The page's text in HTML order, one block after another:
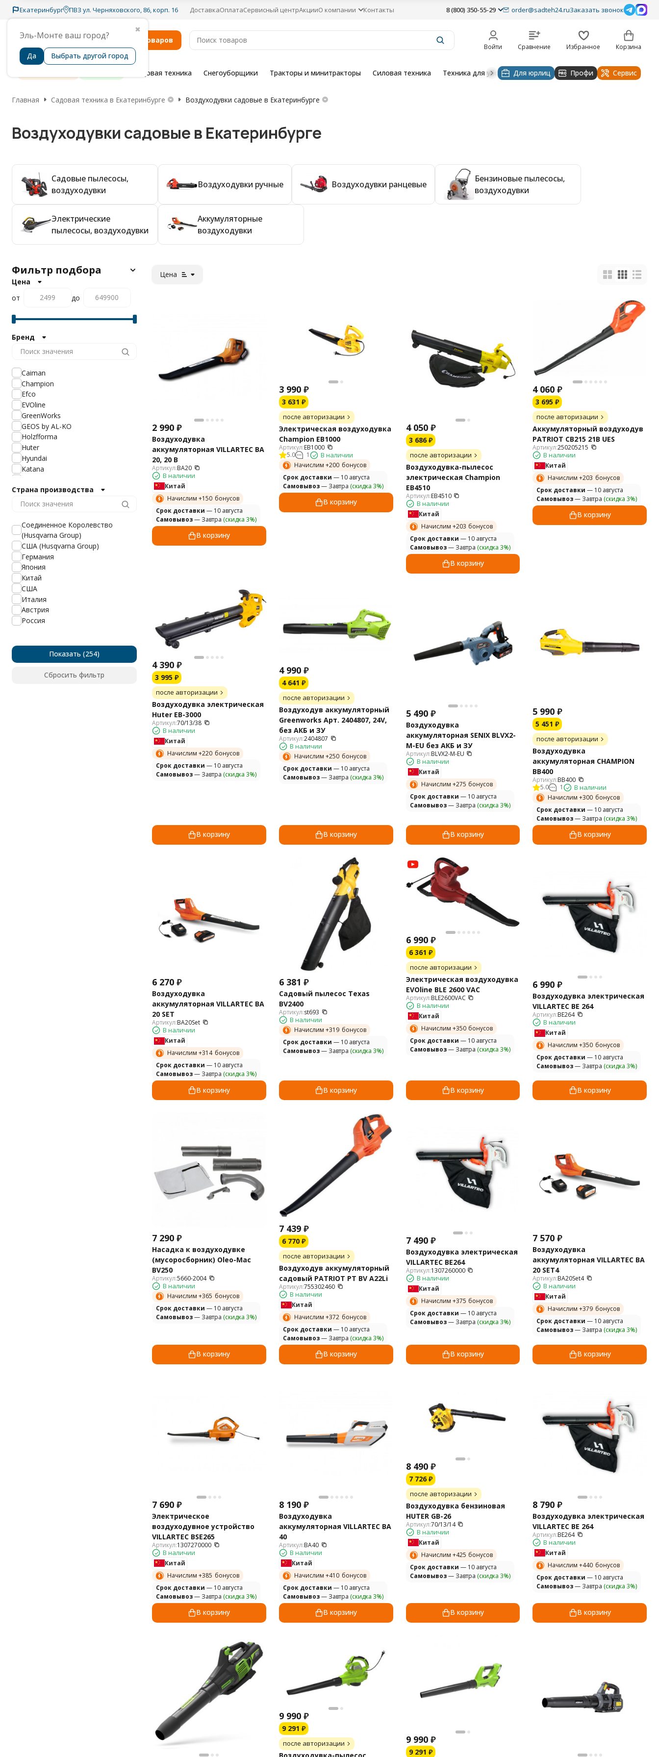
Екатеринбург
✖
Эль-Монте ваш город?
Да Выбрать другой город
ПВЗ ул. Черняховского, 86, корп. 16 ДоставкаОплатаСервисный центрАкцииО компании Контакты 8 (800) 350-55-29 order@sadteh24.ruЗаказать звонок
Каталог товаров
Войти Сравнение Избранное Корзина
Садовая техника Снегоуборщики Тракторы и минитракторы Силовая техника Техника для уборки Строительная техника
Для юрлиц Профи Сервис
Главная Садовая техника в Екатеринбурге Воздуходувки садовые в Екатеринбурге
Воздуходувки садовые в Екатеринбурге
Садовые пылесосы,
воздуходувки
Воздуходувки ручные Воздуходувки ранцевые
Бензиновые пылесосы,
воздуходувки
Электрические
пылесосы, воздуходувки
Аккумуляторные
воздуходувки
Цена
2 990 ₽
Воздуходувка
аккумуляторная VILLARTEC BA
20, 20 В
Артикул:BA20
В наличии
Китай
Начислим +150 бонусов
Cрок доставки — 10 августа
Самовывоз— Завтра (скидка 3%)
В корзину
3 990 ₽
3 631 ₽
после авторизации
Электрическая воздуходувка
Champion EB1000
Артикул:EB1000
5.0
1 В наличии
Начислим +200 бонусов
Cрок доставки — 10 августа
Самовывоз— Завтра (скидка 3%)
В корзину
4 050 ₽
3 686 ₽
после авторизации
Воздуходувка-пылесос
электрическая Champion
EB4510
Артикул:EB4510
В наличии
Китай
Начислим +203 бонусов
Cрок доставки — 10 августа
Самовывоз— Завтра (скидка 3%)
В корзину
4 060 ₽
3 695 ₽
после авторизации
Аккумуляторный воздуходув
PATRIOT CB215 21В UES
Артикул:250205215
В наличии
Китай
Начислим +203 бонусов
Cрок доставки — 10 августа
Самовывоз— Завтра (скидка 3%)
В корзину
4 390 ₽
3 995 ₽
после авторизации
Воздуходувка электрическая
Huter EB-3000
Артикул:70/13/38
В наличии
Китай
Начислим +220 бонусов
Cрок доставки — 10 августа
Самовывоз— Завтра (скидка 3%)
В корзину
4 990 ₽
4 641 ₽
после авторизации
Воздуходув аккумуляторный
Greenworks Арт. 2404807, 24V,
без АКБ и ЗУ
Артикул:2404807
В наличии
Начислим +250 бонусов
Cрок доставки — 10 августа
Самовывоз— Завтра (скидка 3%)
В корзину
5 490 ₽
Воздуходувка
аккумуляторная SENIX BLVX2-
M-EU без АКБ и ЗУ
Артикул:BLVX2-M-EU
В наличии
Китай
Начислим +275 бонусов
Cрок доставки — 10 августа
Самовывоз— Завтра (скидка 3%)
В корзину
5 990 ₽
5 451 ₽
после авторизации
Воздуходувка
аккумуляторная CHAMPION
BB400
Артикул:BB400
5.0
1 В наличии
Начислим +300 бонусов
Cрок доставки — 10 августа
Самовывоз— Завтра (скидка 3%)
В корзину
6 270 ₽
Воздуходувка
аккумуляторная VILLARTEC BA
20 SET
Артикул:BA20Set
В наличии
Китай
Начислим +314 бонусов
Cрок доставки — 10 августа
Самовывоз— Завтра (скидка 3%)
В корзину
6 381 ₽
Садовый пылесос Texas
BV2400
Артикул:st693
В наличии
Начислим +319 бонусов
Cрок доставки — 10 августа
Самовывоз— Завтра (скидка 3%)
В корзину
6 990 ₽
6 361 ₽
после авторизации
Электрическая воздуходувка
EVOline BLE 2600 VAC
Артикул:BLE2600VAC
В наличии
Китай
Начислим +350 бонусов
Cрок доставки — 10 августа
Самовывоз— Завтра (скидка 3%)
В корзину
6 990 ₽
Воздуходувка электрическая
VILLARTEC BЕ 264
Артикул:BЕ264
В наличии
Китай
Начислим +350 бонусов
Cрок доставки — 10 августа
Самовывоз— Завтра (скидка 3%)
В корзину
7 290 ₽
Насадка к воздуходувке
(мусоросборник) Oleo-Mac
BV250
Артикул:5660-2004
В наличии
Начислим +365 бонусов
Cрок доставки — 10 августа
Самовывоз— Завтра (скидка 3%)
В корзину
7 439 ₽
6 770 ₽
после авторизации
Воздуходув аккумуляторный
садовый PATRIOT PT BV A22Li
Артикул:755302460
В наличии
Китай
Начислим +372 бонусов
Cрок доставки — 10 августа
Самовывоз— Завтра (скидка 3%)
В корзину
7 490 ₽
Воздуходувка электрическая
VILLARTEC BE264
Артикул:1307260000
В наличии
Китай
Начислим +375 бонусов
Cрок доставки — 10 августа
Самовывоз— Завтра (скидка 3%)
В корзину
7 570 ₽
Воздуходувка
аккумуляторная VILLARTEC BA
20 SET4
Артикул:BA20Set4
В наличии
Китай
Начислим +379 бонусов
Cрок доставки — 10 августа
Самовывоз— Завтра (скидка 3%)
В корзину
7 690 ₽
Электрическое
воздуходувное устройство
VILLARTEC BSE265
Артикул:1307270000
В наличии
Китай
Начислим +385 бонусов
Cрок доставки — 10 августа
Самовывоз— Завтра (скидка 3%)
В корзину
8 190 ₽
Воздуходувка
аккумуляторная VILLARTEC BA
40
Артикул:BA40
В наличии
Китай
Начислим +410 бонусов
Cрок доставки — 10 августа
Самовывоз— Завтра (скидка 3%)
В корзину
8 490 ₽
7 726 ₽
после авторизации
Воздуходувка бензиновая
HUTER GB-26
Артикул:70/13/14
В наличии
Китай
Начислим +425 бонусов
Cрок доставки — 10 августа
Самовывоз— Завтра (скидка 3%)
В корзину
8 790 ₽
Воздуходувка электрическая
VILLARTEC BE 264
Артикул:BE264
В наличии
Китай
Начислим +440 бонусов
Cрок доставки — 10 августа
Самовывоз— Завтра (скидка 3%)
В корзину
9 990 ₽
9 291 ₽
после авторизации 9 990 ₽
9 291 ₽
Фильтр подбора
Цена
от
до
Бренд
Caiman
Champion
Efco
EVOline
GreenWorks
GEOS by AL-KO
Holzfforma
Huter
Hyundai
Katana
Oleo-Mac
Patriot
Villartec
Yard Fox
Мобил К
Интерскол
AL-KO
Cub Cadet
Daewoo
Echo
Honda
Husqvarna
Maruyama
Monferme
Страна производства
Соединенное Королевство
(Husqvarna Group)
США (Husqvarna Group)
Германия
Япония
Китай
США
Италия
Австрия
Россия
Показать
Сбросить фильтр